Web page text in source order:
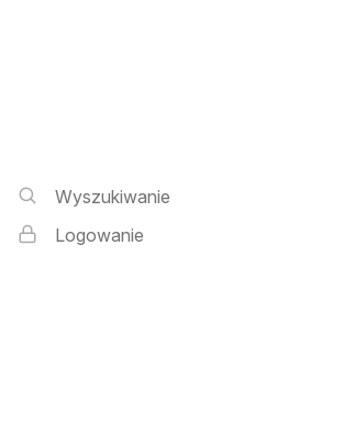
Wyszukiwarka i logowanie
Wyszukiwanie
Logowanie